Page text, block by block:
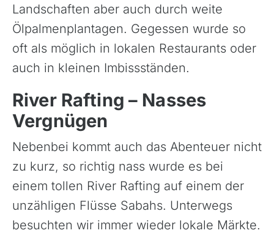
Landschaften aber auch durch weite
Ölpalmenplantagen. Gegessen wurde so
oft als möglich in lokalen Restaurants oder
auch in kleinen Imbissständen.
River Rafting – Nasses
Vergnügen
Nebenbei kommt auch das Abenteuer nicht
zu kurz, so richtig nass wurde es bei
einem tollen River Rafting auf einem der
unzähligen Flüsse Sabahs. Unterwegs
besuchten wir immer wieder lokale Märkte.